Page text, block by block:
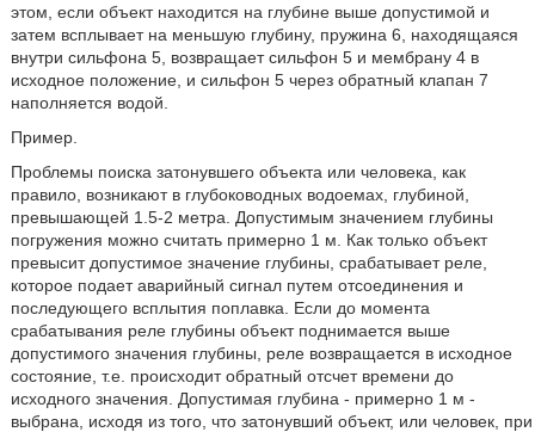
этом, если объект находится на глубине выше допустимой и
затем всплывает на меньшую глубину, пружина 6, находящаяся
внутри сильфона 5, возвращает сильфон 5 и мембрану 4 в
исходное положение, и сильфон 5 через обратный клапан 7
наполняется водой.
Пример.
Проблемы поиска затонувшего объекта или человека, как
правило, возникают в глубоководных водоемах, глубиной,
превышающей 1.5-2 метра. Допустимым значением глубины
погружения можно считать примерно 1 м. Как только объект
превысит допустимое значение глубины, срабатывает реле,
которое подает аварийный сигнал путем отсоединения и
последующего всплытия поплавка. Если до момента
срабатывания реле глубины объект поднимается выше
допустимого значения глубины, реле возвращается в исходное
состояние, т.е. происходит обратный отсчет времени до
исходного значения. Допустимая глубина - примерно 1 м -
выбрана, исходя из того, что затонувший объект, или человек, при